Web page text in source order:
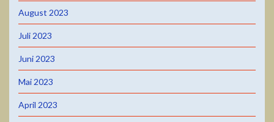
August 2023
Juli 2023
Juni 2023
Mai 2023
April 2023